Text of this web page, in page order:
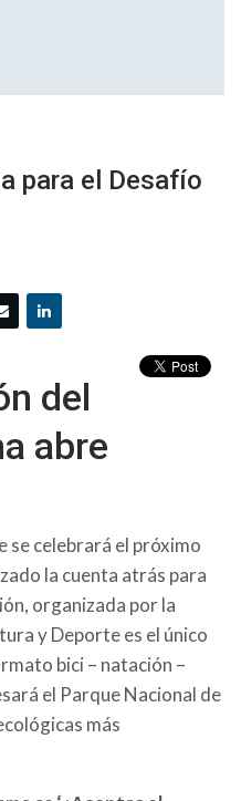
para el Desafío
del
abre
se celebrará el próximo
la cuenta atrás para
organizada por la
y Deporte es el único
bici – natación –
el Parque Nacional de
más